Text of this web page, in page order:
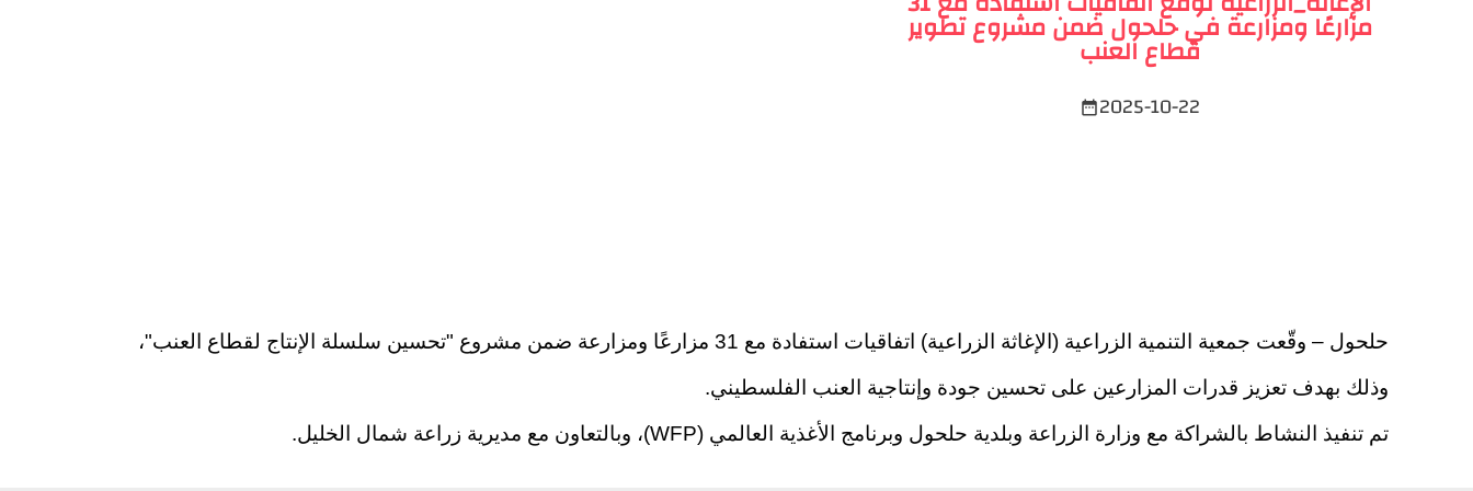
مزارعًا ومزارعة في حلحول ضمن مشروع تطوير
قطاع العنب
2025-10-22
date_range
حلحول – وقّعت جمعية التنمية الزراعية (الإغاثة الزراعية) اتفاقيات استفادة مع 31 مزارعًا ومزارعة ضمن مشروع "تحسين سلسلة الإنتاج لقطاع العنب"،
وذلك بهدف تعزيز قدرات المزارعين على تحسين جودة وإنتاجية العنب الفلسطيني.
تم تنفيذ النشاط بالشراكة مع وزارة الزراعة وبلدية حلحول وبرنامج الأغذية العالمي (WFP)، وبالتعاون مع مديرية زراعة شمال الخليل.